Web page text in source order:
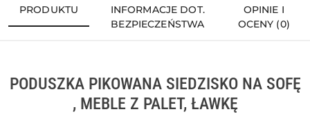
PRODUKTU
INFORMACJE DOT.
BEZPIECZEŃSTWA
OPINIE I
OCENY (0)
PODUSZKA PIKOWANA SIEDZISKO NA SOFĘ
, MEBLE Z PALET, ŁAWKĘ